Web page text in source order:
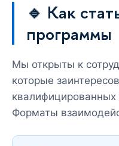
🔹 Как
программы
Мы открыты к
которые
квалифицированных
Форматы